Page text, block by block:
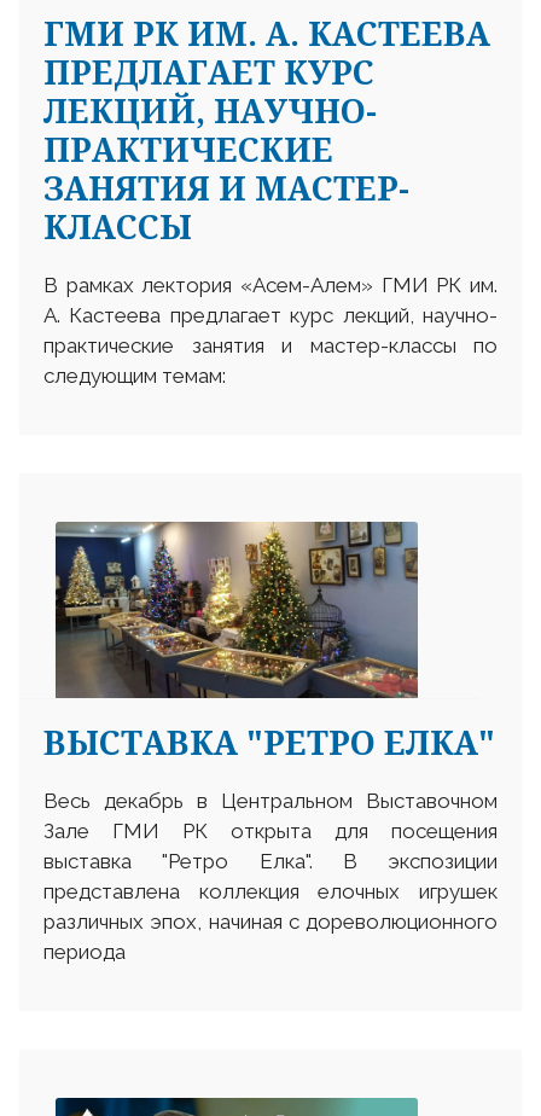
ГМИ РК ИМ. А. КАСТЕЕВА
ПРЕДЛАГАЕТ КУРС
ЛЕКЦИЙ, НАУЧНО-
ПРАКТИЧЕСКИЕ
ЗАНЯТИЯ И МАСТЕР-
КЛАССЫ
В рамках лектория «Асем-Алем» ГМИ РК им.
А. Кастеева предлагает курс лекций, научно-
практические занятия и мастер-классы по
следующим темам:
ВЫСТАВКА "РЕТРО ЕЛКА"
Весь декабрь в Центральном Выставочном
Зале ГМИ РК открыта для посещения
выставка "Ретро Елка". В экспозиции
представлена коллекция елочных игрушек
различных эпох, начиная с дореволюционного
периода